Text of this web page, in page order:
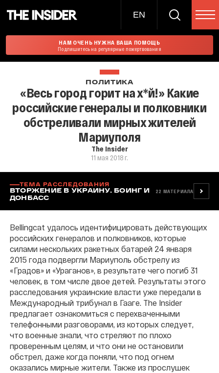
EN
НАМ ОЧЕНЬ НУЖНА ВАША ПОМОЩЬ
Подпишитесь на регулярные пожертвования
ПОЛИТИКА
«Весь город горит на х*й!» Какие
российские генералы и полковники
обстреливали мирных жителей
Мариуполя
The Insider
11 мая 2018 г.
ТЕМА РАССЛЕДОВАНИЯ
ВТОРЖЕНИЕ В УКРАИНУ. БОИНГ И
ДОНБАСС
22 МАТЕРИАЛА
Bellingcat удалось идентифицировать действующих
российских генералов и полковников, которые
силами нескольких ракетных батарей 24 января
2015 года подвергли Мариуполь обстрелу из
«Градов» и «Ураганов», в результате чего погиб 31
человек, в том числе двое детей. Результаты этого
расследования украинские власти уже передали в
Международный трибунал в Гааге. The Insider
предлагает ознакомиться с перехваченными
телефонными разговорами, из которых следует,
что военные знали, что стреляют по плохо
проверенным целям, и что они не остановили
обстрел, даже когда поняли, что под огнем
оказались мирные жители. Также из прослушек